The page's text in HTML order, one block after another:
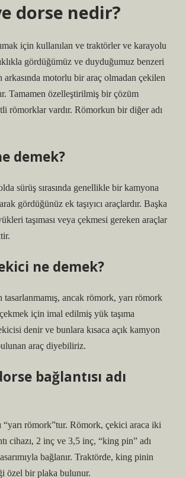
dorse nedir?
için kullanılan ve traktörler ve karayolu
gördüğümüz ve duyduğumuz benzeri
arkasında motorlu bir araç olmadan çekilen
Tamamen özelleştirilmiş bir çözüm
römorklar vardır. Römorkun bir diğer adı
demek?
sürüş sırasında genellikle bir kamyona
gördüğünüz ek taşıyıcı araçlardır. Başka
taşıması veya çekmesi gereken araçlar
ne demek?
tasarlanmamış, ancak römork, yarı römork
için imal edilmiş yük taşıma
denir ve bunlara kısaca açık kamyon
araç diyebiliriz.
bağlantısı adı
“yarı römork”tur. Römork, çekici araca iki
cihazı, 2 inç ve 3,5 inç, “king pin” adı
bağlanır. Traktörde, king pinin
özel bir plaka bulunur.